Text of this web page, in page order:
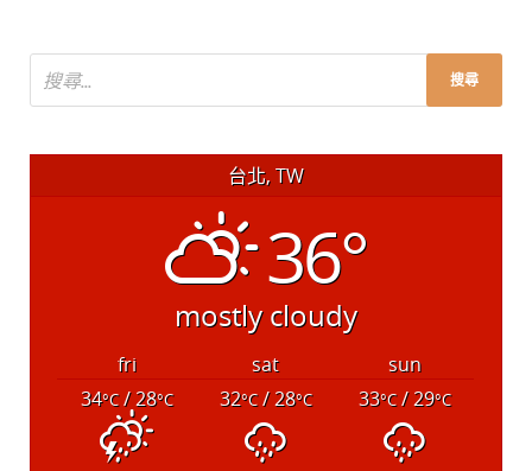
台北, TW
36°
mostly cloudy
fri sat
sun
34°C/ 28°C 32°C/ 28°C 33°C/ 29°C